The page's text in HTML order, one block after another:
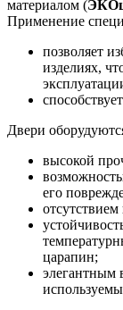
материалом (
Применение
позволяет
изделиях,
Двери
высокой
его
царапин;
элегантным